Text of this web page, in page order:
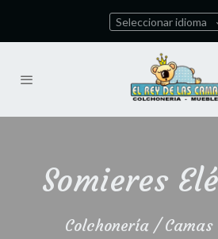
Seleccionar idioma
Somieres
Colchonería /